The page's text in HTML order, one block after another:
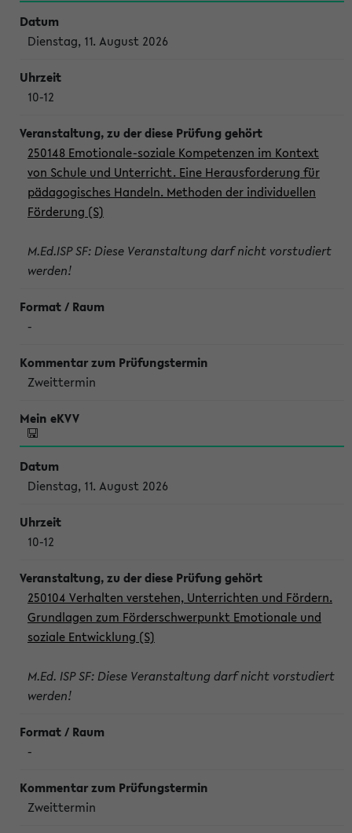
Dienstag, 11. August 2026
10-12
250148 Emotionale-soziale Kompetenzen im Kontext
von Schule und Unterricht. Eine Herausforderung für
pädagogisches Handeln. Methoden der individuellen
Förderung (S)
M.Ed.ISP SF: Diese Veranstaltung darf nicht vorstudiert
werden!
-
Zweittermin
Dienstag, 11. August 2026
10-12
250104 Verhalten verstehen, Unterrichten und Fördern.
Grundlagen zum Förderschwerpunkt Emotionale und
soziale Entwicklung (S)
M.Ed. ISP SF: Diese Veranstaltung darf nicht vorstudiert
werden!
-
Zweittermin